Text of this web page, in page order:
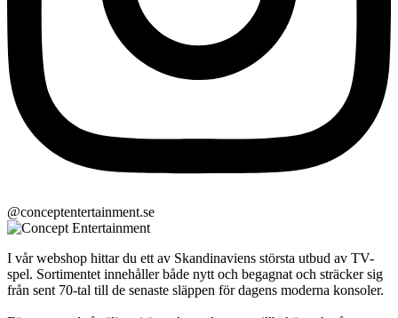
@conceptentertainment.se
I vår webshop hittar du ett av Skandinaviens största utbud av TV-
spel. Sortimentet innehåller både nytt och begagnat och sträcker sig
från sent 70-tal till de senaste släppen för dagens moderna konsoler.